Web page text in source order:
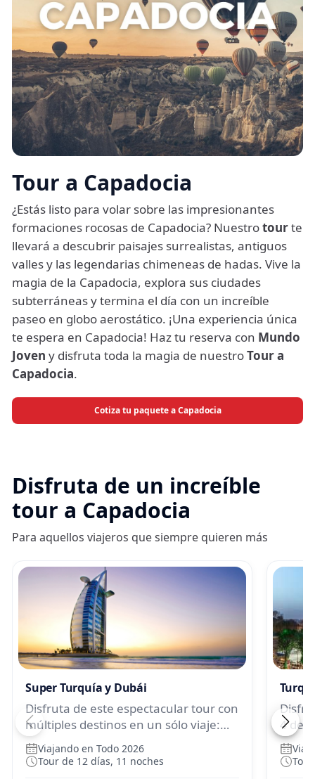
Tour a Capadocia
¿Estás listo para volar sobre las impresionantes
formaciones rocosas de Capadocia? Nuestrotourte
llevará a descubrir paisajes surrealistas, antiguos
valles y las legendarias chimeneas de hadas. Vive la
magia de la Capadocia, explora sus ciudades
subterráneas y termina el día con un increíble
paseo en globo aerostático. ¡Una experiencia única
te espera en Capadocia! Haz tu reserva con Mundo
Joven y disfruta toda la magia de nuestroTour a
Capadocia.
Cotiza tu paquete a Capadocia
Disfruta de un increíble
tour a Capadocia
Para aquellos viajeros que siempre quieren más
Super Turquía y Dubái
Disfruta de este espectacular tour con
múltiples destinos en un sólo viaje:
Estambul, Capadocia, Pamukkale,
Dubái y mucho más.
Viajando en Todo 2026
Tour de 12 días, 11 noches
4
más.